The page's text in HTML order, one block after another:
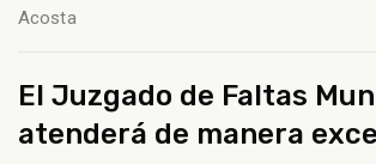
Acosta
El Juzgado de Faltas
atenderá de manera